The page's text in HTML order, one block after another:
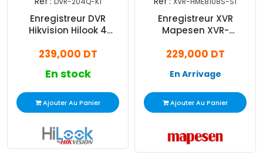
Enregistreur DVR
Hikvision Hilook 4
204Q-K1)
239,000 DT
En stock
Ajouter Au Panier
Enregistreur XVR
Mapesen XVR-
Canaux 5MP Noir
229,000 DT
En Arrivage
Ajouter Au Panier